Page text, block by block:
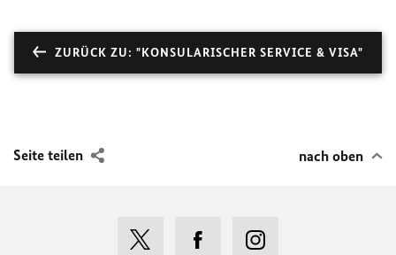
ZURÜCK ZU: "KONSULARISCHER SERVICE & VISA"
Seite teilen nach oben